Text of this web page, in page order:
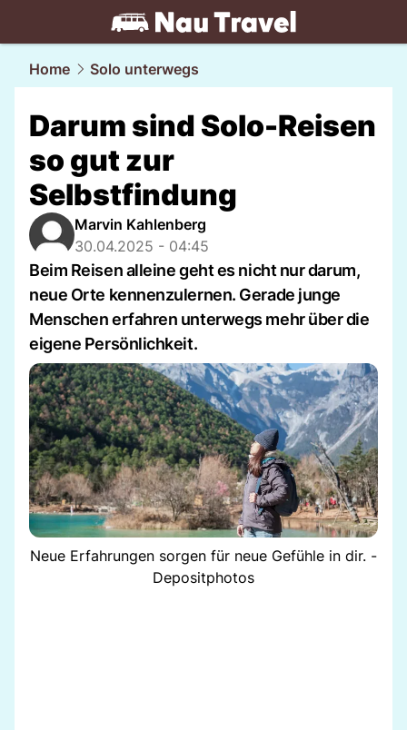
travel.NAU.ch
Home Solo unterwegs
Darum sind Solo-Reisen
so gut zur
Selbstfindung
Marvin Kahlenberg
30.04.2025 - 04:45
Beim Reisen alleine geht es nicht nur darum,
neue Orte kennenzulernen. Gerade junge
Menschen erfahren unterwegs mehr über die
eigene Persönlichkeit.
Neue Erfahrungen sorgen für neue Gefühle in dir. -
Depositphotos